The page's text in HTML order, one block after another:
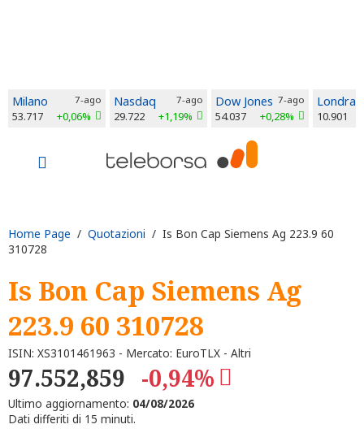
Milano 7-ago
53.717 +0,06%
Nasdaq 7-ago
29.722 +1,19%
Dow Jones 7-ago
54.037 +0,28%
Londra
10.901
Home Page / Quotazioni / Is Bon Cap Siemens Ag 223.9 60
310728
Is Bon Cap Siemens Ag
223.9 60 310728
ISIN: XS3101461963 - Mercato: EuroTLX - Altri
97.552,859 -0,94%
Ultimo aggiornamento: 04/08/2026
Dati differiti di 15 minuti.